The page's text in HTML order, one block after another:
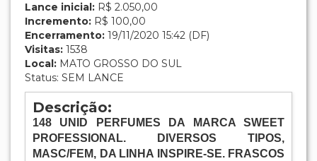
Lance inicial: R$ 2.050,00
Incremento: R$ 100,00
Encerramento: 19/11/2020 15:42 (DF)
Visitas: 1538
Local: MATO GROSSO DO SUL
Status: SEM LANCE
Descrição:
148 UNID PERFUMES DA MARCA SWEET
PROFESSIONAL. DIVERSOS TIPOS,
MASC/FEM, DA LINHA INSPIRE-SE. FRASCOS